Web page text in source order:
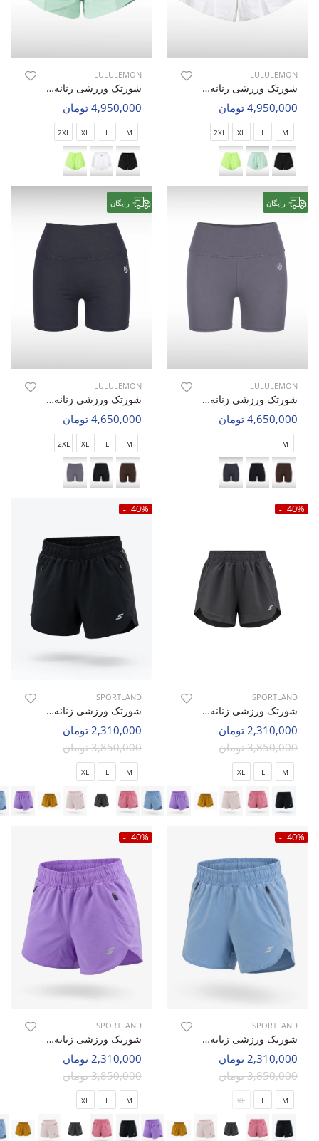
LULULEMON
شورتک ورزشی زنانه لولولمون Nova Flex W
4,950,000 تومان
M
L
XL
2XL
LULULEMON
شورتک ورزشی زنانه لولولمون Nova Flex W
4,950,000 تومان
M
L
XL
2XL
رایگان
LULULEMON
شورتک ورزشی زنانه لولولمون Glow Fit W
4,650,000 تومان
M
رایگان
LULULEMON
شورتک ورزشی زنانه لولولمون Glow Fit W
4,650,000 تومان
M
L
XL
2XL
40%
SPORTLAND
شورتک ورزشی زنانه اسپورتلند SHIFT Motion W
2,310,000 تومان
3,850,000 تومان
M
L
XL
40%
SPORTLAND
شورتک ورزشی زنانه اسپورتلند SHIFT Motion W
2,310,000 تومان
3,850,000 تومان
M
L
XL
40%
SPORTLAND
شورتک ورزشی زنانه اسپورتلند SHIFT Motion W
2,310,000 تومان
3,850,000 تومان
M
L
XL
40%
SPORTLAND
شورتک ورزشی زنانه اسپورتلند SHIFT Motion W
2,310,000 تومان
3,850,000 تومان
M
L
XL